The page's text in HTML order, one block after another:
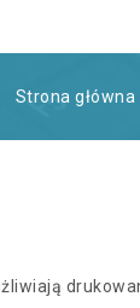
Strona główna